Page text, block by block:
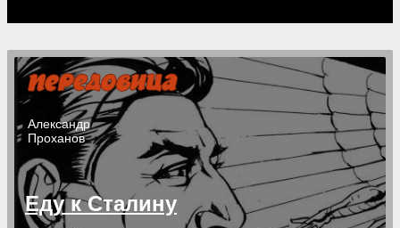
Александр
Проханов
Еду к Сталину